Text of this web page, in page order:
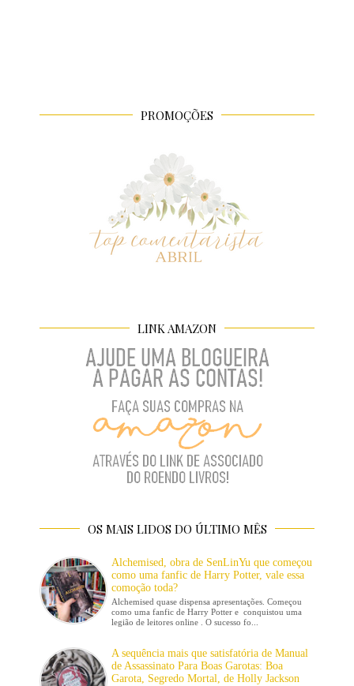
PROMOÇÕES
LINK AMAZON
OS MAIS LIDOS DO ÚLTIMO MÊS
Alchemised, obra de SenLinYu que começou
como uma fanfic de Harry Potter, vale essa
comoção toda?
Alchemised quase dispensa apresentações. Começou
como uma fanfic de Harry Potter e conquistou uma
legião de leitores online . O sucesso fo...
A sequência mais que satisfatória de Manual
de Assassinato Para Boas Garotas: Boa
Garota, Segredo Mortal, de Holly Jackson